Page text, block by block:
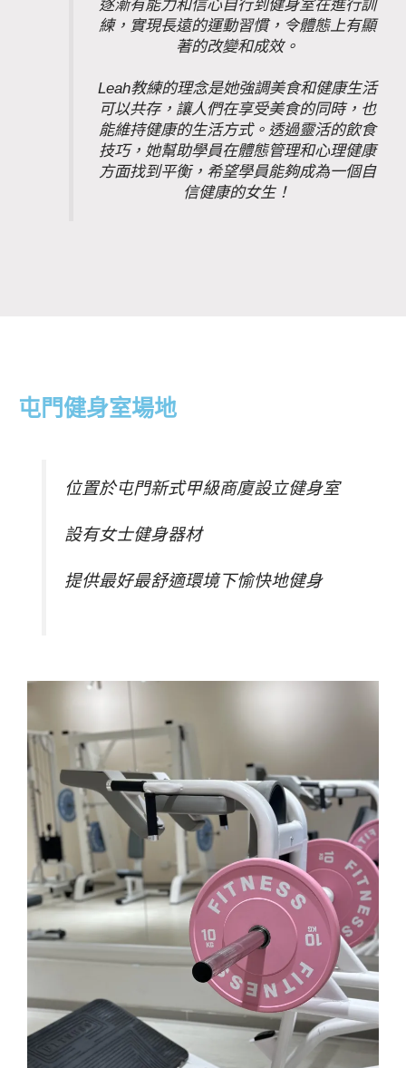
逐漸有能力和信心自行到健身室在進行訓
練， 實現長遠的運動習慣，令體態上有顯
著的改變和成效。
Leah教練的理念是她強調美食和健康生活
可以共存， 讓人們在享受美食的同時，也
能維持健康的生活方式。 透過靈活的飲食
技巧， 她幫助學員在體態管理和心理健康
方面找到平衡， 希望學員能夠成為一個自
信健康的女生！
屯門健身室場地
位置於屯門新式甲級商廈設立健身室
設有女士健身器材
提供最好最舒適環境下愉快地健身